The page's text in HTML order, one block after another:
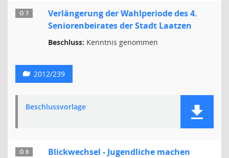
Ö 7
Verlängerung der Wahlperiode des 4.
Seniorenbeirates der Stadt Laatzen
Beschluss: Kenntnis genommen
2012/239
Beschlussvorlage
Ö 8
Blickwechsel - Jugendliche machen